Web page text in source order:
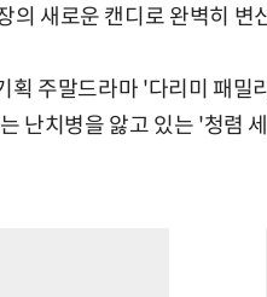
의 새로운 캔디로 완벽히 변
획 주말드라마 '다리미 패
난치병을 앓고 있는 '청렴